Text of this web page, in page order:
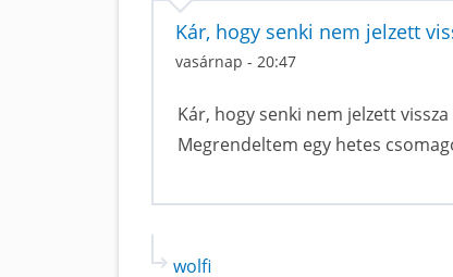
Kár, hogy senki nem jelzett
vasárnap - 20:47
Kár, hogy senki nem jelzett
Megrendeltem egy hetes
wolfi